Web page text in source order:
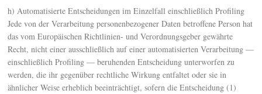
h) Automatisierte Entscheidungen im Einzelfall einschließlich Profiling
Jede von der Verarbeitung personenbezogener Daten betroffene Person hat
das vom Europäischen Richtlinien- und Verordnungsgeber gewährte
Recht, nicht einer ausschließlich auf einer automatisierten Verarbeitung —
einschließlich Profiling — beruhenden Entscheidung unterworfen zu
werden, die ihr gegenüber rechtliche Wirkung entfaltet oder sie in
ähnlicher Weise erheblich beeinträchtigt, sofern die Entscheidung (1)